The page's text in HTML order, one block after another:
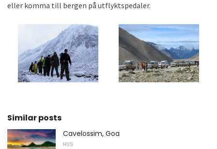
eller komma till bergen på utflyktspedaler.
Similar posts
Cavelossim, Goa
HUS